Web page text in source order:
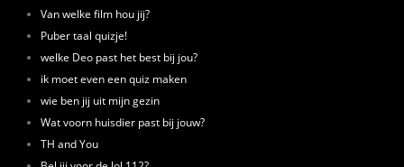
Van welke film hou jij?
Puber taal quizje!
welke Deo past het best bij jou?
ik moet even een quiz maken
wie ben jij uit mijn gezin
Wat voorn huisdier past bij jouw?
TH and You